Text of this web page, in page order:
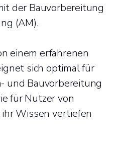
der Bauvorbereitung
(AM).
einem erfahrenen
sich optimal für
und Bauvorbereitung
für Nutzer von
ihr Wissen vertiefen